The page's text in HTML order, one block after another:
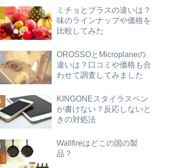
ミチョとプラスの違いは？
味のラインナップや価格を
比較してみた
OROSSOとMicroplaneの
違いは？口コミや価格も合
わせて調査してみました
KINGONEスタイラスペン
が書けない？反応しないと
きの対処法
Wallfireはどこの国の製
品？